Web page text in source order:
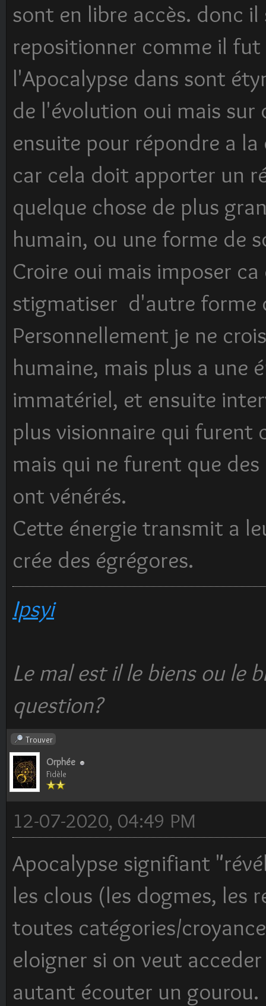
sont en libre accès. donc
repositionner comme il
l'Apocalypse dans sont
de l'évolution oui mais sur
ensuite pour répondre a
car cela doit apporter un
quelque chose de plus
humain, ou une forme de
Croire oui mais imposer
stigmatiser d'autre forme
Personnellement je ne
humaine, mais plus a une
immatériel, et ensuite
plus visionnaire qui furent
mais qui ne furent que
ont vénérés.
Cette énergie transmit a
crée des égrégores.
Ipsyi
Le mal est il le biens ou le
question?
Trouver
Orphée
Fidèle
12-07-2020, 04:49 PM
Apocalypse signifiant
les clous (les dogmes, les
toutes catégories/
eloigner si on veut
autant écouter un gourou.